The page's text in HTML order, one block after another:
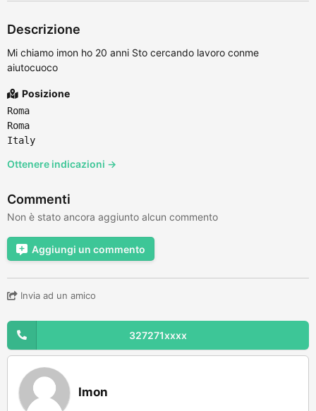
Descrizione
Mi chiamo imon ho 20 anni Sto cercando lavoro conme
aiutocuoco
Posizione
Roma
Roma
Italy
Ottenere indicazioni →
Commenti
Non è stato ancora aggiunto alcun commento
Aggiungi un commento
Invia ad un amico
327271xxxx
Imon